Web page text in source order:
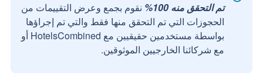
تم التحقق منه 100%
نقوم بجمع وعرض التقييمات من
الحجوزات التي تم التحقق منها فقط والتي تم إجراؤها
بواسطة مستخدمين حقيقيين مع HotelsCombined أو
مع شركائنا الخارجيين الموثوقين.